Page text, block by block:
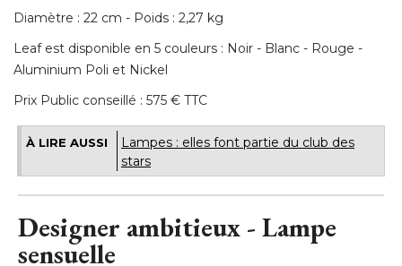
Diamètre : 22 cm - Poids : 2,27 kg
Leaf est disponible en 5 couleurs : Noir - Blanc - Rouge -
Aluminium Poli et Nickel
Prix Public conseillé : 575 € TTC
À LIRE AUSSI
Lampes : elles font partie du club des
stars
Designer ambitieux - Lampe
sensuelle